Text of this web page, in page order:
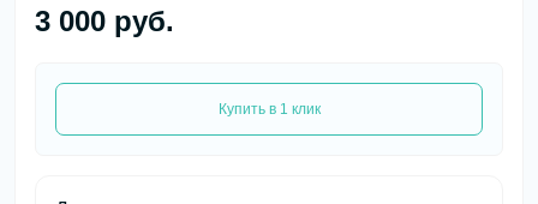
3 000 руб.
Купить в 1 клик